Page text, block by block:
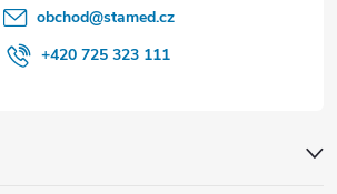
obchod@stamed.cz
+420 725 323 111